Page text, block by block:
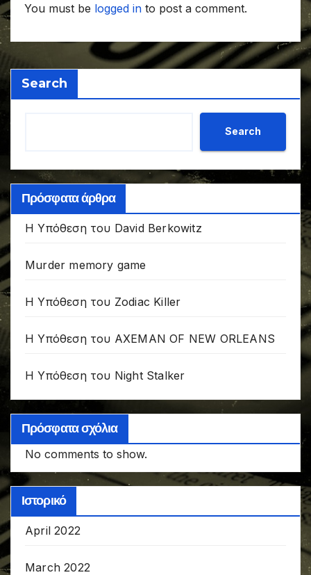
You must be logged in to post a comment.
Search
Search
Πρόσφατα άρθρα
Η Υπόθεση του David Berkowitz
Murder memory game
Η Υπόθεση του Zodiac Killer
Η Υπόθεση του AXEMAN OF NEW ORLEANS
Η Υπόθεση του Night Stalker
Πρόσφατα σχόλια
No comments to show.
Ιστορικό
April 2022
March 2022